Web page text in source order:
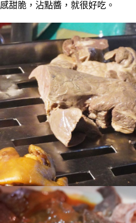
感甜脆，沾點醬，就很好吃。